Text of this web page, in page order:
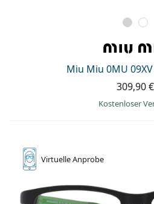
Miu Miu 0MU
309,90 €
Kostenloser
VirtuelleAnprobe